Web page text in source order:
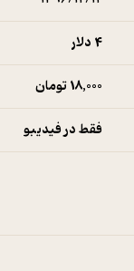
4 دلار
18,000 تومان
فقط در فیدیبو